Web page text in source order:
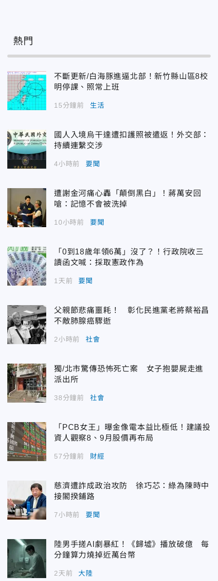
熱門
不斷更新/白海豚進逼北部！新竹縣山區8校
明停課、照常上班
15分鐘前 生活
國人入境烏干達遭扣護照被遣返！外交部：
持續連繫交涉
4小時前 要聞
遭謝金河痛心轟「顛倒黑白」！蔣萬安回
嗆：記憶不會被洗掉
10小時前 要聞
「0到18歲年領6萬」沒了？！行政院收三
讀函文喊：採取憲政作為
1天前 要聞
父親節悲痛噩耗！ 彰化民進黨老將蔡裕昌
不敵肺腺癌驟逝
2小時前 社會
獨/北市驚傳恐怖死亡案 女子抱嬰屍走進
派出所
38分鐘前 社會
「PCB女王」曝金像電本益比極低！建議投
資人觀察8、9月股價再布局
57分鐘前 財經
慈濟遭詐成政治攻防 徐巧芯：綠為陳時中
接閣揆鋪路
7小時前 要聞
陸男手搓AI劇暴紅！《歸墟》播放破億 每
分鐘算力燒掉近萬台幣
2天前 大陸